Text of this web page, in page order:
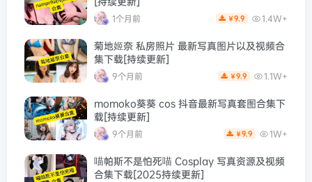
1个月前 ￥9.9 1.4W+
菊地姬奈 私房照片 最新写真图片以及视频合
集下载[持续更新]
9个月前 ￥9.9 1.1W+
momoko葵葵 cos 抖音最新写真套图合集下
载[持续更新]
9个月前 ￥9.9 1W+
喵帕斯不是怕死喵 Cosplay 写真资源及视频
合集下载[2025持续更新]